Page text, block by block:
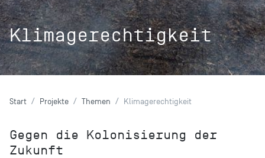
Klimagerechtigkeit
Start Projekte Themen Klimagerechtigkeit
Gegen die Kolonisierung der
Zukunft